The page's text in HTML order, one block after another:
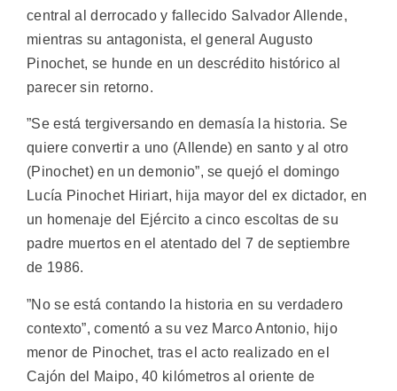
central al derrocado y fallecido Salvador Allende,
mientras su antagonista, el general Augusto
Pinochet, se hunde en un descrédito histórico al
parecer sin retorno.
”Se está tergiversando en demasía la historia. Se
quiere convertir a uno (Allende) en santo y al otro
(Pinochet) en un demonio”, se quejó el domingo
Lucía Pinochet Hiriart, hija mayor del ex dictador, en
un homenaje del Ejército a cinco escoltas de su
padre muertos en el atentado del 7 de septiembre
de 1986.
”No se está contando la historia en su verdadero
contexto”, comentó a su vez Marco Antonio, hijo
menor de Pinochet, tras el acto realizado en el
Cajón del Maipo, 40 kilómetros al oriente de